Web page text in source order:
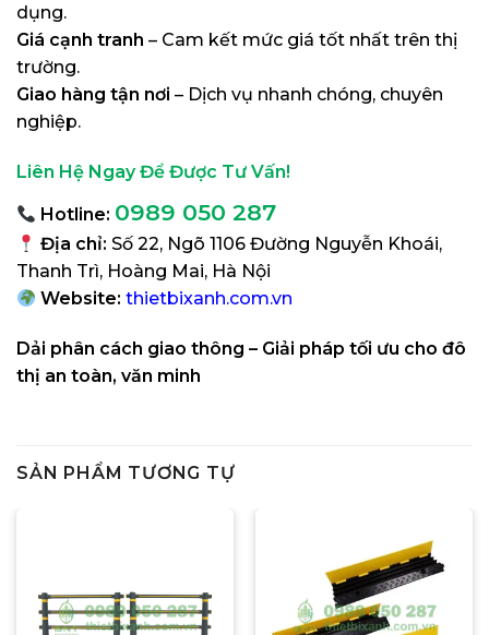
dụng.
Giá cạnh tranh – Cam kết mức giá tốt nhất trên thị
trường.
Giao hàng tận nơi – Dịch vụ nhanh chóng, chuyên
nghiệp.
Liên Hệ Ngay Để Được Tư Vấn!
Hotline: 0989 050 287
Địa chỉ: Số 22, Ngõ 1106 Đường Nguyễn Khoái,
Thanh Trì, Hoàng Mai, Hà Nội
Website: thietbixanh.com.vn
Dải phân cách giao thông – Giải pháp tối ưu cho đô
thị an toàn, văn minh
SẢN PHẨM TƯƠNG TỰ